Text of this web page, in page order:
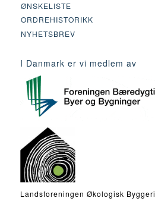
ØNSKELISTE
ORDREHISTORIKK
NYHETSBREV
I Danmark er vi medlem av
Landsforeningen Økologisk Byggeri